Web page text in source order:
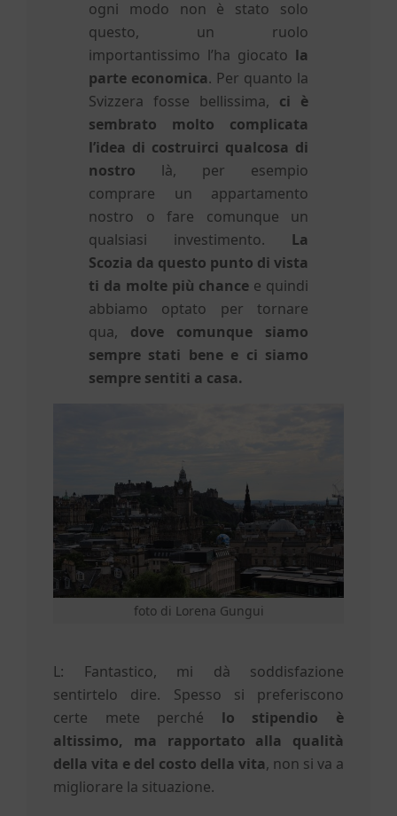
ogni modo non è stato solo
questo, un ruolo
importantissimo l’ha giocato la
parte economica. Per quanto la
Svizzera fosse bellissima, ci è
sembrato molto complicata
l’idea di costruirci qualcosa di
nostro là, per esempio
comprare un appartamento
nostro o fare comunque un
qualsiasi investimento. La
Scozia da questo punto di vista
ti da molte più chance e quindi
abbiamo optato per tornare
qua, dove comunque siamo
sempre stati bene e ci siamo
sempre sentiti a casa.
foto di Lorena Gungui
L: Fantastico, mi dà soddisfazione
sentirtelo dire. Spesso si preferiscono
certe mete perché lo stipendio è
altissimo, ma rapportato alla qualità
della vita e del costo della vita, non si va a
migliorare la situazione.